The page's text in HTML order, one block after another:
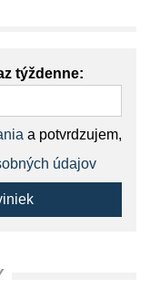
týždenne:
a potvrdzujem,
údajov